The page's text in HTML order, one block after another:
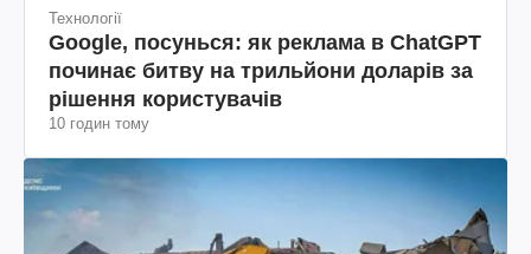
Технології
Google, посунься: як реклама в ChatGPT
починає битву на трильйони доларів за
рішення користувачів
10 годин тому